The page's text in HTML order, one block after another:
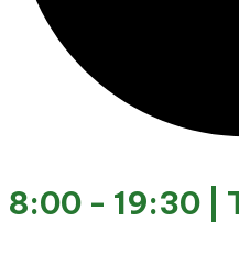
8:00 - 19:30 |